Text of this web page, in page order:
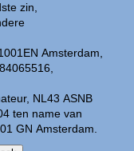
zin,
Amsterdam,
NL43 ASNB
ten name van
GN Amsterdam.